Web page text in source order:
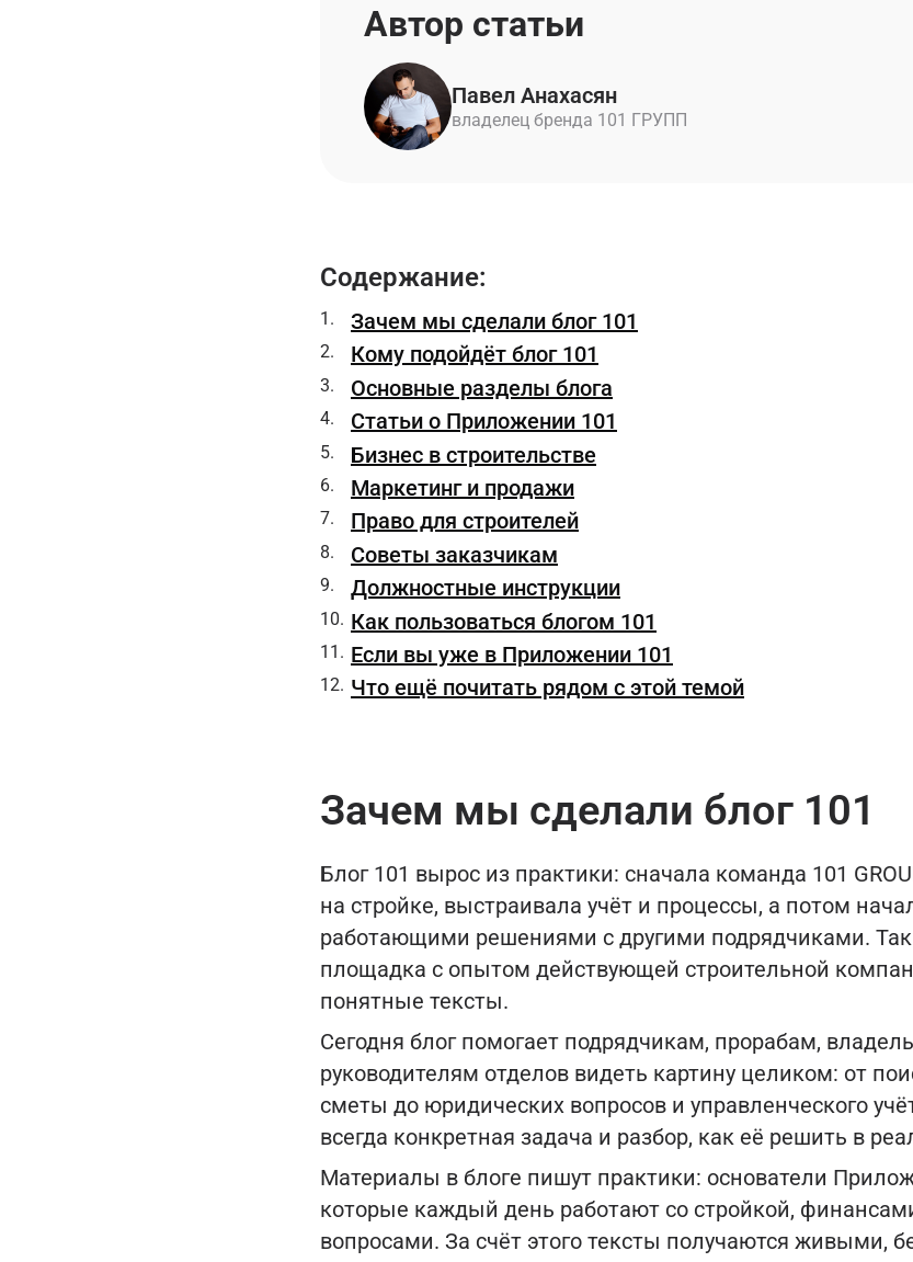
Автор статьи
Павел Анахасян
владелец бренда 101 ГРУПП
Содержание:
Зачем мы сделали блог 101
Кому подойдёт блог 101
Основные разделы блога
Статьи о Приложении 101
Бизнес в строительстве
Маркетинг и продажи
Право для строителей
Советы заказчикам
Должностные инструкции
Как пользоваться блогом 101
Если вы уже в Приложении 101
Что ещё почитать рядом с этой темой
Зачем мы сделали блог 101
Блог 101 вырос из практики: сначала команда 101
на стройке, выстраивала учёт и процессы, а потом
работающими решениями с другими подрядчиками.
площадка с опытом действующей строительной
понятные тексты.
Сегодня блог помогает подрядчикам, прорабам,
руководителям отделов видеть картину целиком: от
сметы до юридических вопросов и управленческого
всегда конкретная задача и разбор, как её решить в
Материалы в блоге пишут практики: основатели
которые каждый день работают со стройкой,
вопросами. За счёт этого тексты получаются живыми,